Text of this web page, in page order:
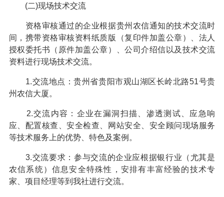
(二)现场技术交流
资格审核通过的企业根据贵州农信通知的技术交流时
间，携带资格审核资料纸质版（复印件加盖公章）、法人
授权委托书（原件加盖公章）、公司介绍信以及技术交流
资料进行现场技术交流。
1.交流地点：贵州省贵阳市观山湖区长岭北路51号贵
州农信大厦。
2.交流内容：企业在漏洞扫描、渗透测试、应急响
应、配置核查、安全检查、网站安全、安全顾问现场服务
等技术服务上的优势、特色及案例。
3.交流要求：参与交流的企业应根据银行业（尤其是
农信系统）信息安全特殊性，安排有丰富经验的技术专
家、项目经理等到我社进行交流。